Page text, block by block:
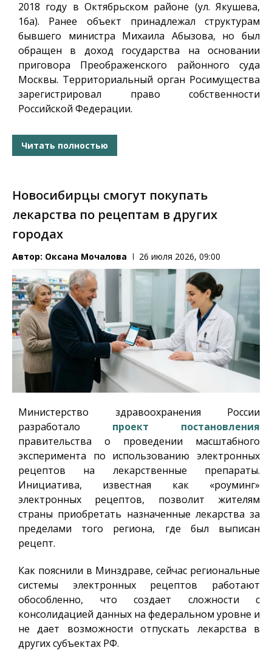
2018 году в Октябрьском районе (ул. Якушева,
16а). Ранее объект принадлежал структурам
бывшего министра Михаила Абызова, но был
обращен в доход государства на основании
приговора Преображенского районного суда
Москвы. Территориальный орган Росимущества
зарегистрировал право собственности
Российской Федерации.
Читать полностью
Новосибирцы смогут покупать
лекарства по рецептам в других
городах
Автор: Оксана Мочалова 26 июля 2026, 09:00
Министерство здравоохранения России
разработало проект постановления
правительства о проведении масштабного
эксперимента по использованию электронных
рецептов на лекарственные препараты.
Инициатива, известная как «роуминг»
электронных рецептов, позволит жителям
страны приобретать назначенные лекарства за
пределами того региона, где был выписан
рецепт.
Как пояснили в Минздраве, сейчас региональные
системы электронных рецептов работают
обособленно, что создает сложности с
консолидацией данных на федеральном уровне и
не дает возможности отпускать лекарства в
других субъектах РФ.